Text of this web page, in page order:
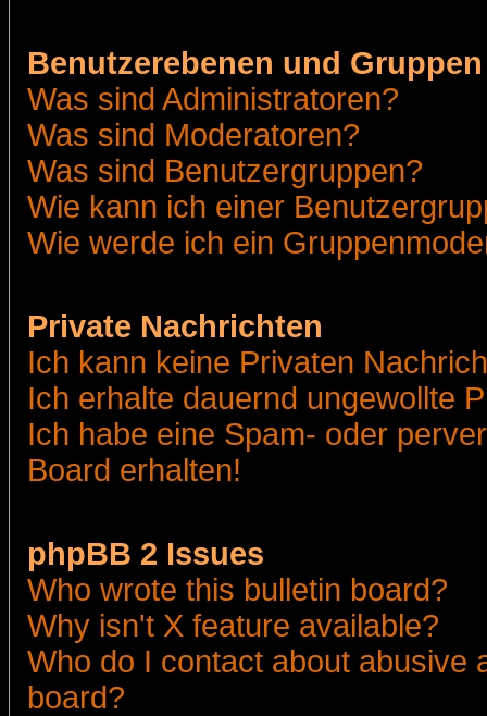
Benutzerebenen und Gruppen
Was sind Administratoren?
Was sind Moderatoren?
Was sind Benutzergruppen?
Wie kann ich einer
Wie werde ich ein
Private Nachrichten
Ich kann keine Privaten
Ich erhalte dauernd ungewollte
Ich habe eine Spam- oder
Board erhalten!
phpBB 2 Issues
Who wrote this bulletin board?
Why isn't X feature available?
Who do I contact about abusive
board?